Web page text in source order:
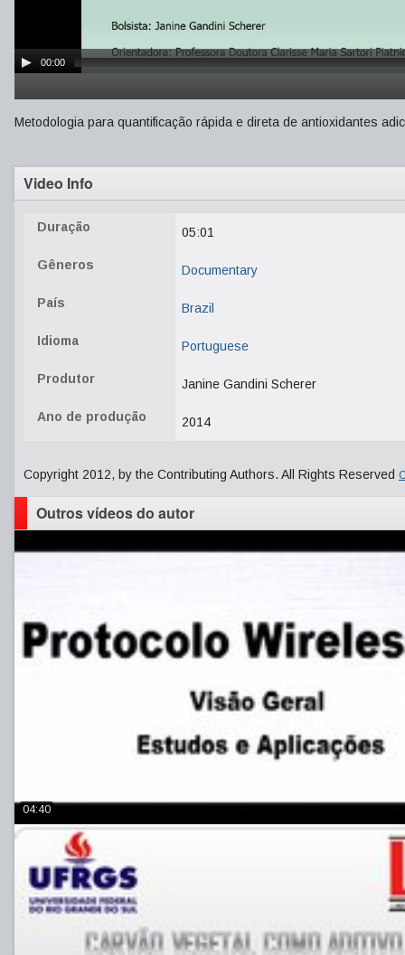
00:00
Metodologia para quantificação rápida e direta de antioxidantes
Video Info
Duração 05:01
Gêneros Documentary
País Brazil
Idioma Portuguese
Produtor Janine Gandini Scherer
Ano de produção 2014
Copyright 2012, by the Contributing Authors. All Rights Reserved
Outros vídeos do autor
04:40